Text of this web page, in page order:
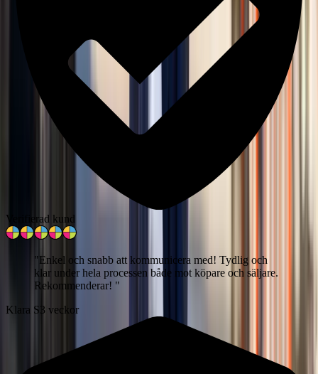
Verifierad kund
"Enkel och snabb att kommunicera med! Tydlig och
klar under hela processen både mot köpare och säljare.
Rekommenderar! "
Klara S 3 veckor